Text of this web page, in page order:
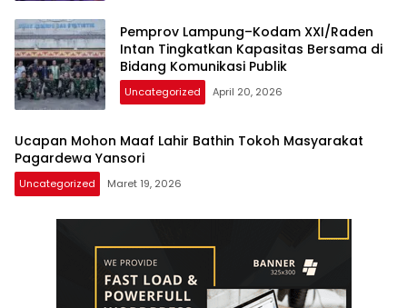
Pemprov Lampung–Kodam XXI/Raden
Intan Tingkatkan Kapasitas Bersama di
Bidang Komunikasi Publik
Uncategorized April 20, 2026
Ucapan Mohon Maaf Lahir Bathin Tokoh Masyarakat
Pagardewa Yansori
Uncategorized Maret 19, 2026